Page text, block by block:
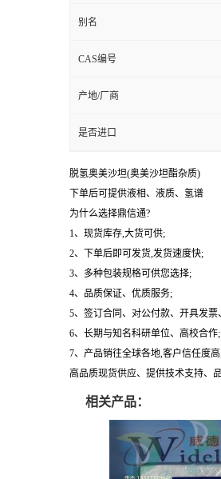
别名
CAS编号
产地/厂商
是否进口
脱氢奥美沙坦(奥美沙坦酯杂质)
下单后可提供液相、液质、氢谱
为什么选择鼎信通?
1、现货库存,大货可供;
2、下单后即可发货,发货速度快;
3、多种包装规格可供您选择;
4、品质保证、优质服务;
5、签订合同、对公付款、开具发
6、长期与知名科研单位、高校合作;
7、产品销往全球各地,客户信任度
高品质现货供应、提供技术支持、
相关产品：